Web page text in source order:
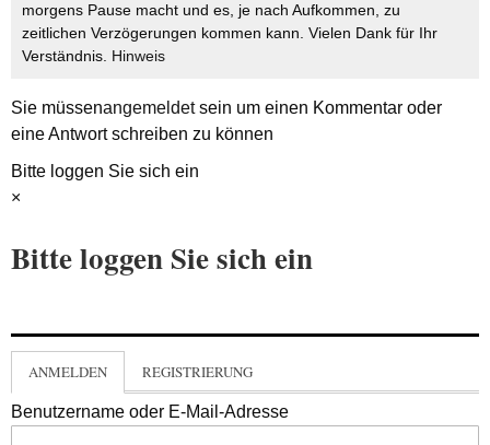
morgens Pause macht und es, je nach Aufkommen, zu
zeitlichen Verzögerungen kommen kann. Vielen Dank für Ihr
Verständnis. Hinweis
Sie müssenangemeldetsein um einen Kommentar oder
eine Antwort schreiben zu können
Bitte loggen Sie sich ein
×
Bitte loggen Sie sich ein
ANMELDEN REGISTRIERUNG
Benutzername oder E-Mail-Adresse